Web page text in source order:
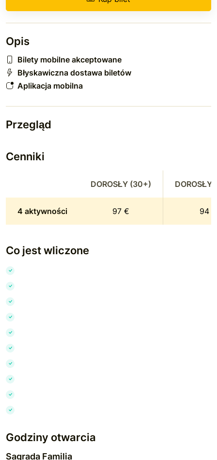
Opis
Bilety mobilne akceptowane
Błyskawiczna dostawa biletów
Aplikacja mobilna
Przegląd
Cenniki
DOROSŁY (30+) DOROSŁY
4 aktywności 97 € 94 €
Co jest wliczone
Godziny otwarcia
Sagrada Familia